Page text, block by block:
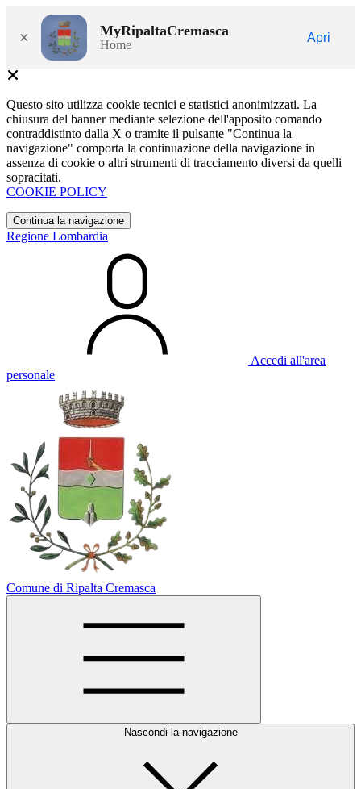
× MyRipaltaCremasca
Home
Apri
Questo sito utilizza cookie tecnici e statistici anonimizzati. La
chiusura del banner mediante selezione dell'apposito comando
contraddistinto dalla X o tramite il pulsante "Continua la
navigazione" comporta la continuazione della navigazione in
assenza di cookie o altri strumenti di tracciamento diversi da quelli
sopracitati.
COOKIE POLICY
Continua la navigazione
Regione Lombardia
Accedi all'area
personale
Comune di Ripalta Cremasca
Nascondi la navigazione